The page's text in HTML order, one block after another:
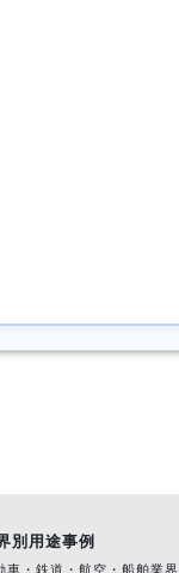
別用途事例
車・鉄道・航空・船舶業界